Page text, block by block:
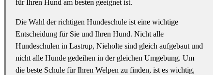
für Ihren Hund am besten geeignet ist.
Die Wahl der richtigen Hundeschule ist eine wichtige
Entscheidung für Sie und Ihren Hund. Nicht alle
Hundeschulen in Lastrup, Nieholte sind gleich aufgebaut und
nicht alle Hunde gedeihen in der gleichen Umgebung. Um
die beste Schule für Ihren Welpen zu finden, ist es wichtig,